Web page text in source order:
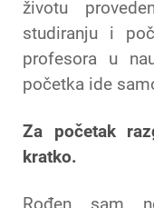
životu
studiranju i
profesora u
početka ide
Za početak
kratko.
Rođen sam